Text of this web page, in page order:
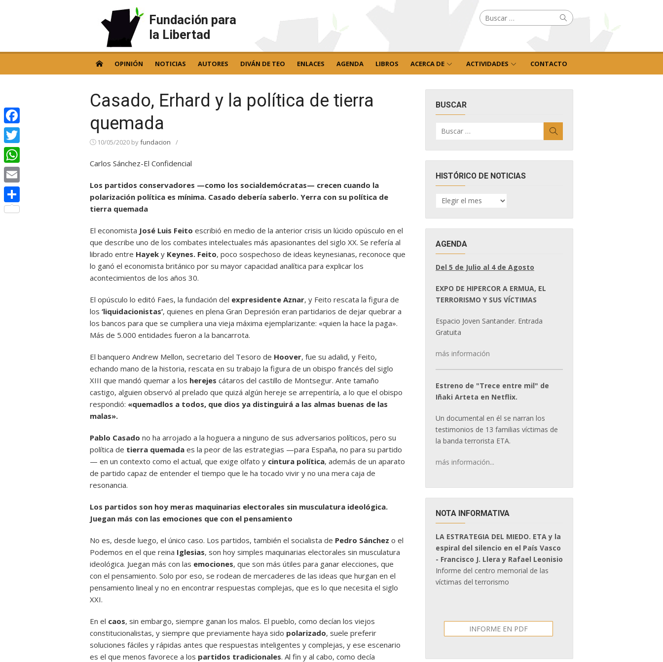
Fundación para
la Libertad
Buscar
por: Buscar
OPINIÓN NOTICIAS AUTORES DIVÁN DE TEO ENLACES AGENDA LIBROS ACERCA DE ACTIVIDADES CONTACTO
Casado, Erhard y la política de tierra
quemada
10/05/2020 byfundacion /
Carlos Sánchez-El Confidencial
Los partidos conservadores —como los socialdemócratas— crecen cuando la
polarización política es mínima. Casado debería saberlo. Yerra con su política de
tierra quemada
El economista José Luis Feito escribió en medio de la anterior crisis un lúcido opúsculo en el
que describe uno de los combates intelectuales más apasionantes del siglo XX. Se refería al
librado entre Hayek y Keynes. Feito, poco sospechoso de ideas keynesianas, reconoce que
lo ganó el economista británico por su mayor capacidad analítica para explicar los
acontecimientos de los años 30.
El opúsculo lo editó Faes, la fundación del expresidente Aznar, y Feito rescata la figura de
los ‘liquidacionistas’, quienes en plena Gran Depresión eran partidarios de dejar quebrar a
los bancos para que se cumpliera una vieja máxima ejemplarizante: «quien la hace la paga».
Más de 5.000 entidades fueron a la bancarrota.
El banquero Andrew Mellon, secretario del Tesoro de Hoover, fue su adalid, y Feito,
echando mano de la historia, rescata en su trabajo la figura de un obispo francés del siglo
XIII que mandó quemar a los herejes cátaros del castillo de Montsegur. Ante tamaño
castigo, alguien observó al prelado que quizá algún hereje se arrepentiría, a lo que el obispo
respondió: «quemadlos a todos, que dios ya distinguirá a las almas buenas de las
malas».
Pablo Casado no ha arrojado a la hoguera a ninguno de sus adversarios políticos, pero su
política de tierra quemada es la peor de las estrategias —para España, no para su partido
— en un contexto como el actual, que exige olfato y cintura política, además de un aparato
de partido capaz de entender el tiempo que le ha tocado vivir y no una mera caja de
resonancia.
Los partidos son hoy meras maquinarias electorales sin musculatura ideológica.
Juegan más con las emociones que con el pensamiento
No es, desde luego, el único caso. Los partidos, también el socialista de Pedro Sánchez o el
Podemos en el que reina Iglesias, son hoy simples maquinarias electorales sin musculatura
ideológica. Juegan más con las emociones, que son más útiles para ganar elecciones, que
con el pensamiento. Solo por eso, se rodean de mercaderes de las ideas que hurgan en el
pensamiento lineal y no en encontrar respuestas complejas, que es lo que necesita el siglo
XXI.
En el caos, sin embargo, siempre ganan los malos. El pueblo, como decían los viejos
constitucionalistas, y siempre que previamente haya sido polarizado, suele preferir
soluciones fáciles y rápidas antes que respuestas inteligentes y complejas, y ese escenario
es el que menos favorece a los partidos tradicionales. Al fin y al cabo, como decía
BUSCAR
por:
HISTÓRICO DE NOTICIAS
HISTÓRICO
DE
AGENDA
Del 5 de Julio al 4 de Agosto
EXPO DE HIPERCOR A ERMUA, EL
TERRORISMO Y SUS VÍCTIMAS
Espacio Joven Santander. Entrada
Gratuita
más información
Estreno de "Trece entre mil" de
Iñaki Arteta en Netflix.
Un documental en él se narran los
testimonios de 13 familias víctimas de
la banda terrorista ETA.
más información...
NOTA INFORMATIVA
LA ESTRATEGIA DEL MIEDO. ETA y la
espiral del silencio en el País Vasco
- Francisco J. Llera y Rafael Leonisio
Informe del centro memorial de las
víctimas del terrorismo
INFORME EN PDF
Facebook
Twitter
WhatsApp
Email
Compartir